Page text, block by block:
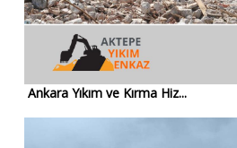
Ankara Yıkım ve Kırma Hiz...